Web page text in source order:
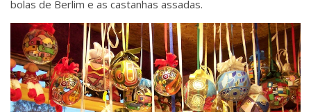
bolas de Berlim e as castanhas assadas.